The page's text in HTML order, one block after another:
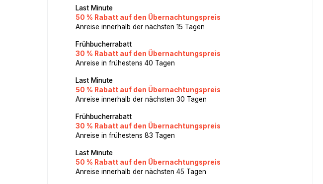
Last Minute
50 % Rabatt auf den Übernachtungspreis
Anreise innerhalb der nächsten 15 Tagen
Frühbucherrabatt
30 % Rabatt auf den Übernachtungspreis
Anreise in frühestens 40 Tagen
Last Minute
50 % Rabatt auf den Übernachtungspreis
Anreise innerhalb der nächsten 30 Tagen
Frühbucherrabatt
30 % Rabatt auf den Übernachtungspreis
Anreise in frühestens 83 Tagen
Last Minute
50 % Rabatt auf den Übernachtungspreis
Anreise innerhalb der nächsten 45 Tagen